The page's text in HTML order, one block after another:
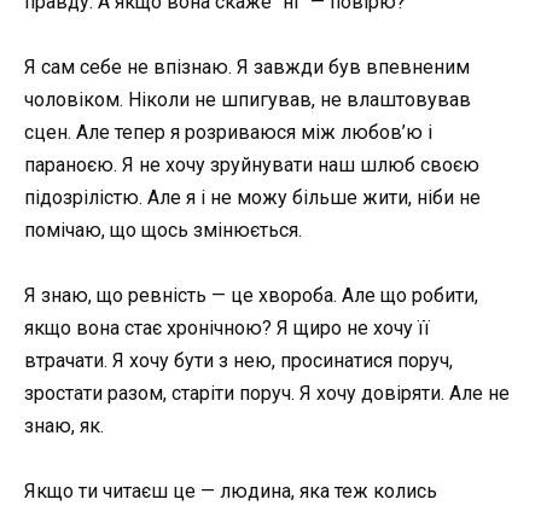
Я сам себе не впізнаю. Я завжди був впевненим
чоловіком. Ніколи не шпигував, не влаштовував
сцен. Але тепер я розриваюся між любов’ю і
параноєю. Я не хочу зруйнувати наш шлюб своєю
підозрілістю. Але я і не можу більше жити, ніби не
помічаю, що щось змінюється.
Я знаю, що ревність — це хвороба. Але що робити,
якщо вона стає хронічною? Я щиро не хочу її
втрачати. Я хочу бути з нею, просинатися поруч,
зростати разом, старіти поруч. Я хочу довіряти. Але не
знаю, як.
Якщо ти читаєш це — людина, яка теж колись